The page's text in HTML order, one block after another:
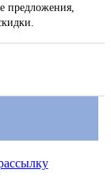
предложения,